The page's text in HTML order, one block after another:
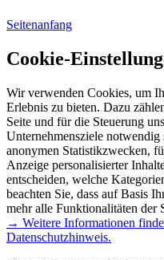
Seitenanfang
Cookie-
Wir verwenden Cookies, um
Erlebnis zu bieten. Dazu
Seite und für die Steuerung
Unternehmensziele
anonymen Statistikzwecken,
Anzeige personalisierter
entscheiden, welche
beachten Sie, dass auf Basis
mehr alle Funktionalitäten der
→ Weitere Informationen
Datenschutzhinweis.